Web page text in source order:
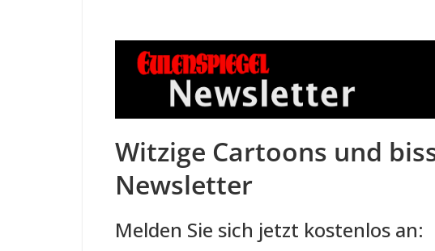
Witzige Cartoons und
Newsletter
Melden Sie sich jetzt kostenlos an: